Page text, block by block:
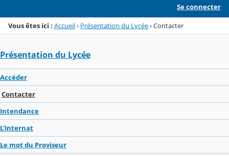
Se connecter
Vous êtes ici : Accueil› Présentation du Lycée›Contacter
Présentation du Lycée
Accéder
Contacter
Intendance
L'Internat
Le mot du Proviseur